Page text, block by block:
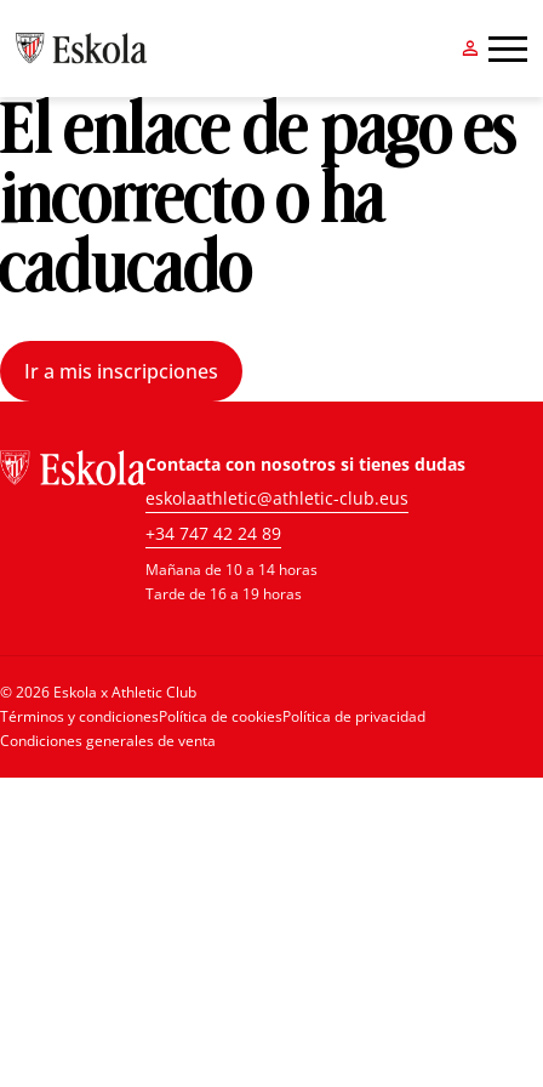
 
El enlace de pago es
incorrecto o ha
caducado
Ir a mis inscripciones
Contacta con nosotros si tienes dudas
eskolaathletic@athletic-club.eus
+34 747 42 24 89
Mañana de 10 a 14 horas
Tarde de 16 a 19 horas
© 2026 Eskola x Athletic Club
Términos y condicionesPolítica de cookiesPolítica de privacidad
Condiciones generales de venta